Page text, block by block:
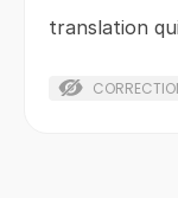
translation